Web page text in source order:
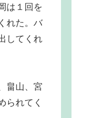
は１回を
れた。バ
してくれ
畠山、宮
られてく